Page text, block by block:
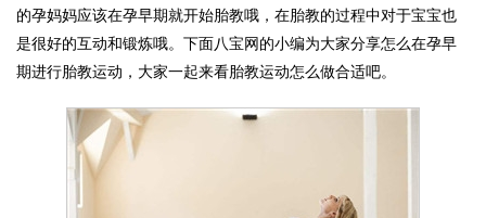
的孕妈妈应该在孕早期就开始胎教哦，在胎教的过程中对于宝宝也
是很好的互动和锻炼哦。下面八宝网的小编为大家分享怎么在孕早
期进行胎教运动，大家一起来看胎教运动怎么做合适吧。